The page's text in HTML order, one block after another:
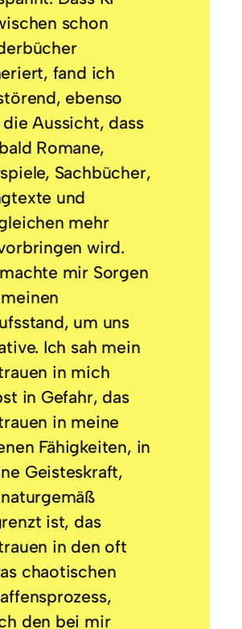
schon
fand ich
ebenso
Aussicht, dass
Romane,
Sachbücher,
und
mehr
wird.
mir Sorgen
um uns
Ich sah mein
in mich
in Gefahr, das
in meine
Fähigkeiten, in
Geisteskraft,
ist, das
in den oft
chaotischen
den bei mir